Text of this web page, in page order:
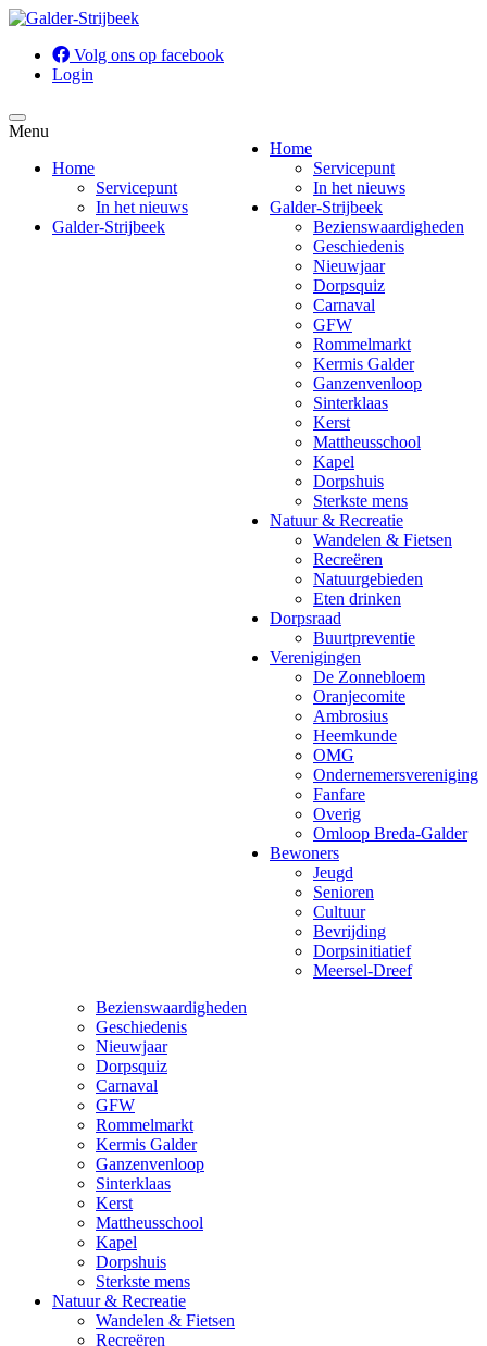
Volg ons op facebook
Login
Home
Servicepunt
In het nieuws
Galder-Strijbeek
Bezienswaardigheden
Geschiedenis
Nieuwjaar
Dorpsquiz
Carnaval
GFW
Rommelmarkt
Kermis Galder
Ganzenvenloop
Sinterklaas
Kerst
Mattheusschool
Kapel
Dorpshuis
Sterkste mens
Natuur & Recreatie
Wandelen & Fietsen
Recreëren
Natuurgebieden
Eten drinken
Dorpsraad
Buurtpreventie
Verenigingen
De Zonnebloem
Oranjecomite
Ambrosius
Heemkunde
OMG
Ondernemersvereniging
Fanfare
Overig
Omloop Breda-Galder
Bewoners
Jeugd
Senioren
Cultuur
Bevrijding
Dorpsinitiatief
Meersel-Dreef
Menu
Home
Servicepunt
In het nieuws
Galder-Strijbeek
Bezienswaardigheden
Geschiedenis
Nieuwjaar
Dorpsquiz
Carnaval
GFW
Rommelmarkt
Kermis Galder
Ganzenvenloop
Sinterklaas
Kerst
Mattheusschool
Kapel
Dorpshuis
Sterkste mens
Natuur & Recreatie
Wandelen & Fietsen
Recreëren